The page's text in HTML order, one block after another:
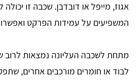
אגוז, מייפל או דובדבן. שכבה זו יכולה
המשפיעים על עמידות הפרקט
מתחת לשכבה העליונה נמצאות לרוב
לבוד או חומרים מורכבים אחרים,